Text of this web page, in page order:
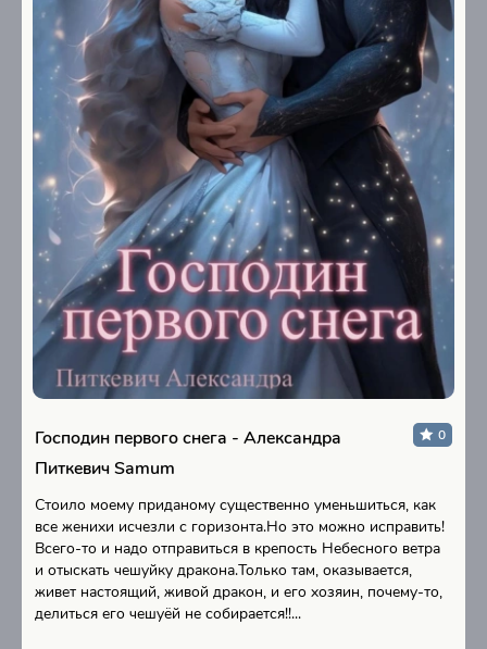
Господин первого снега - Александра
Питкевич Samum
0
Стоило моему приданому существенно уменьшиться, как
все женихи исчезли с горизонта.Но это можно исправить!
Всего-то и надо отправиться в крепость Небесного ветра
и отыскать чешуйку дракона.Только там, оказывается,
живет настоящий, живой дракон, и его хозяин, почему-то,
делиться его чешуёй не собирается!!...